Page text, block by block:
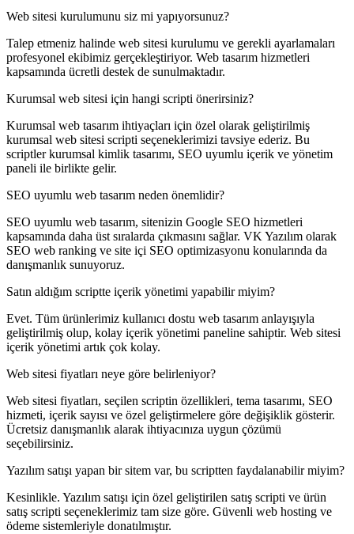
Web sitesi kurulumunu siz mi yapıyorsunuz?
Talep etmeniz halinde web sitesi kurulumu ve gerekli ayarlamaları
profesyonel ekibimiz gerçekleştiriyor. Web tasarım hizmetleri
kapsamında ücretli destek de sunulmaktadır.
Kurumsal web sitesi için hangi scripti önerirsiniz?
Kurumsal web tasarım ihtiyaçları için özel olarak geliştirilmiş
kurumsal web sitesi scripti seçeneklerimizi tavsiye ederiz. Bu
scriptler kurumsal kimlik tasarımı, SEO uyumlu içerik ve yönetim
paneli ile birlikte gelir.
SEO uyumlu web tasarım neden önemlidir?
SEO uyumlu web tasarım, sitenizin Google SEO hizmetleri
kapsamında daha üst sıralarda çıkmasını sağlar. VK Yazılım olarak
SEO web ranking ve site içi SEO optimizasyonu konularında da
danışmanlık sunuyoruz.
Satın aldığım scriptte içerik yönetimi yapabilir miyim?
Evet. Tüm ürünlerimiz kullanıcı dostu web tasarım anlayışıyla
geliştirilmiş olup, kolay içerik yönetimi paneline sahiptir. Web sitesi
içerik yönetimi artık çok kolay.
Web sitesi fiyatları neye göre belirleniyor?
Web sitesi fiyatları, seçilen scriptin özellikleri, tema tasarımı, SEO
hizmeti, içerik sayısı ve özel geliştirmelere göre değişiklik gösterir.
Ücretsiz danışmanlık alarak ihtiyacınıza uygun çözümü
seçebilirsiniz.
Yazılım satışı yapan bir sitem var, bu scriptten faydalanabilir miyim?
Kesinlikle. Yazılım satışı için özel geliştirilen satış scripti ve ürün
satış scripti seçeneklerimiz tam size göre. Güvenli web hosting ve
ödeme sistemleriyle donatılmıştır.